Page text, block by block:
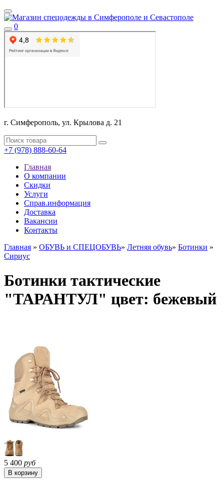
0
г. Симферополь, ул. Крылова д. 21
+7 (978) 888-60-64
Главная
О компании
Скидки
Услуги
Справ.информация
Доставка
Вакансии
Контакты
Главная » ОБУВЬ и СПЕЦОБУВЬ» Летняя обувь» Ботинки »
Сириус
Ботинки тактические
"ТАРАНТУЛ" цвет: бежевый
5 400 руб